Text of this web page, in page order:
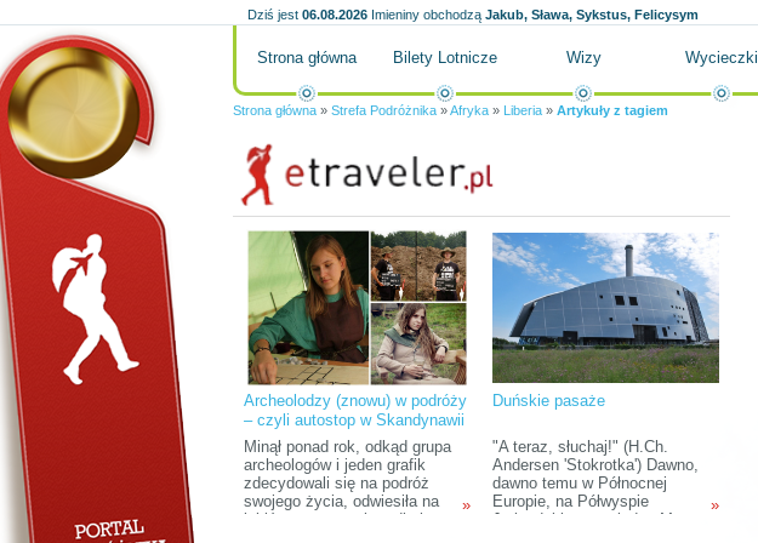
Dziś jest 06.08.2026 Imieniny obchodzą Jakub, Sława, Sykstus, Felicysym
Strona główna Bilety Lotnicze Wizy Wycieczki
Strona główna » Strefa Podróżnika »Afryka » Liberia » Artykuły z tagiem
Archeolodzy (znowu) w podróży
– czyli autostop w Skandynawii
tropami wikingów
Minął ponad rok, odkąd grupa
archeologów i jeden grafik
zdecydowali się na podróż
swojego życia, odwiesiła na
jakiś czas pracę i studia i
»
Duńskie pasaże
"A teraz, słuchaj!" (H.Ch.
Andersen 'Stokrotka') Dawno,
dawno temu w Północnej
Europie, na Półwyspie
Jutlandzkim, pomiędzy Morzem
»